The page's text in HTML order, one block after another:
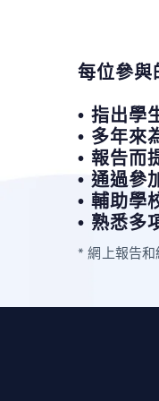
每位參與
• 指出學
• 多年來
• 報告而
• 通過參
• 輔助學
• 熟悉多
* 網上報告